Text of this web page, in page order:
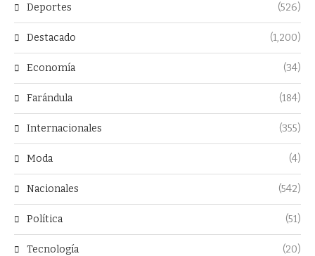
Deportes (526)
Destacado (1,200)
Economía (34)
Farándula (184)
Internacionales (355)
Moda (4)
Nacionales (542)
Política (51)
Tecnología (20)